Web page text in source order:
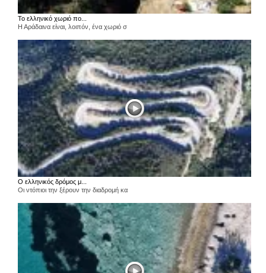
Το ελληνικό χωριό πο...
Η Αράδαινα είναι, λοιπόν, ένα χωριό σ
Ο ελληνικός δρόμος μ...
Οι ντόπιοι την ξέρουν την διαδρομή κα